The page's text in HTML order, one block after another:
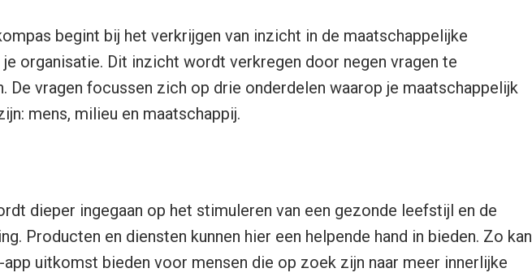
begint bij het verkrijgen van inzicht in de maatschappelijke
je organisatie. Dit inzicht wordt verkregen door negen vragen te
De vragen focussen zich op drie onderdelen waarop je maatschappelijk
mens, milieu en maatschappij.
dieper ingegaan op het stimuleren van een gezonde leefstijl en de
Producten en diensten kunnen hier een helpende hand in bieden. Zo kan
uitkomst bieden voor mensen die op zoek zijn naar meer innerlijke